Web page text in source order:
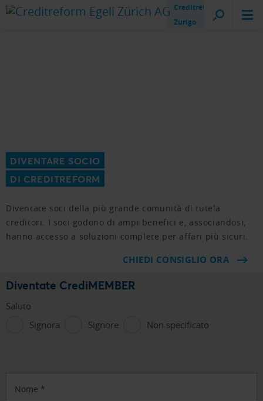
Creditreform
Zurigo
DIVENTARE SOCIO
DI CREDITREFORM
Diventate soci della più grande comunità di tutela
creditori. I soci godono di ampi benefici e, associandosi,
hanno accesso a soluzioni complete per affari più sicuri.
CHIEDI CONSIGLIO ORA
Diventate CrediMEMBER
Saluto
Signora
Signore Non specificato
Nome *